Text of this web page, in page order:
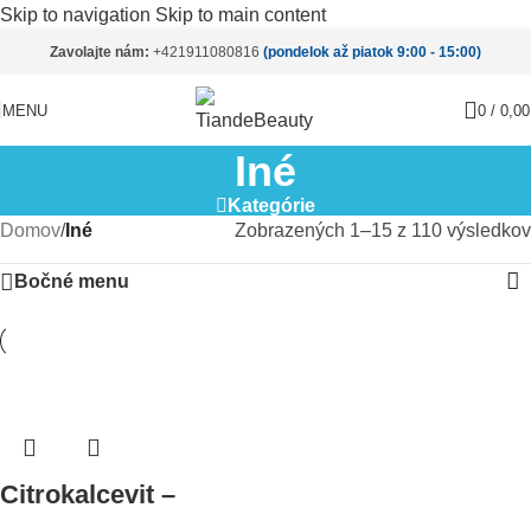
Skip to navigation Skip to main content
Zavolajte nám: +421911080816 (pondelok až piatok 9:00 - 15:00)
MENU 0 /
Iné
Kategórie
Domov/Iné Zobrazených 1–15 z 110 výsledkov
Bočné menu
Citrokalcevit –